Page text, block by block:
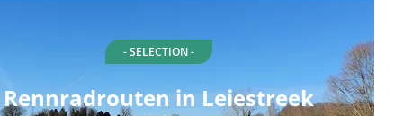
- SELECTION -
Rennradrouten in Leiestreek